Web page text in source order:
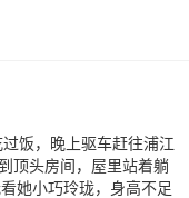
饭，晚上驱车赶往浦江
顶头房间，屋里站着躺
她小巧玲珑，身高不足